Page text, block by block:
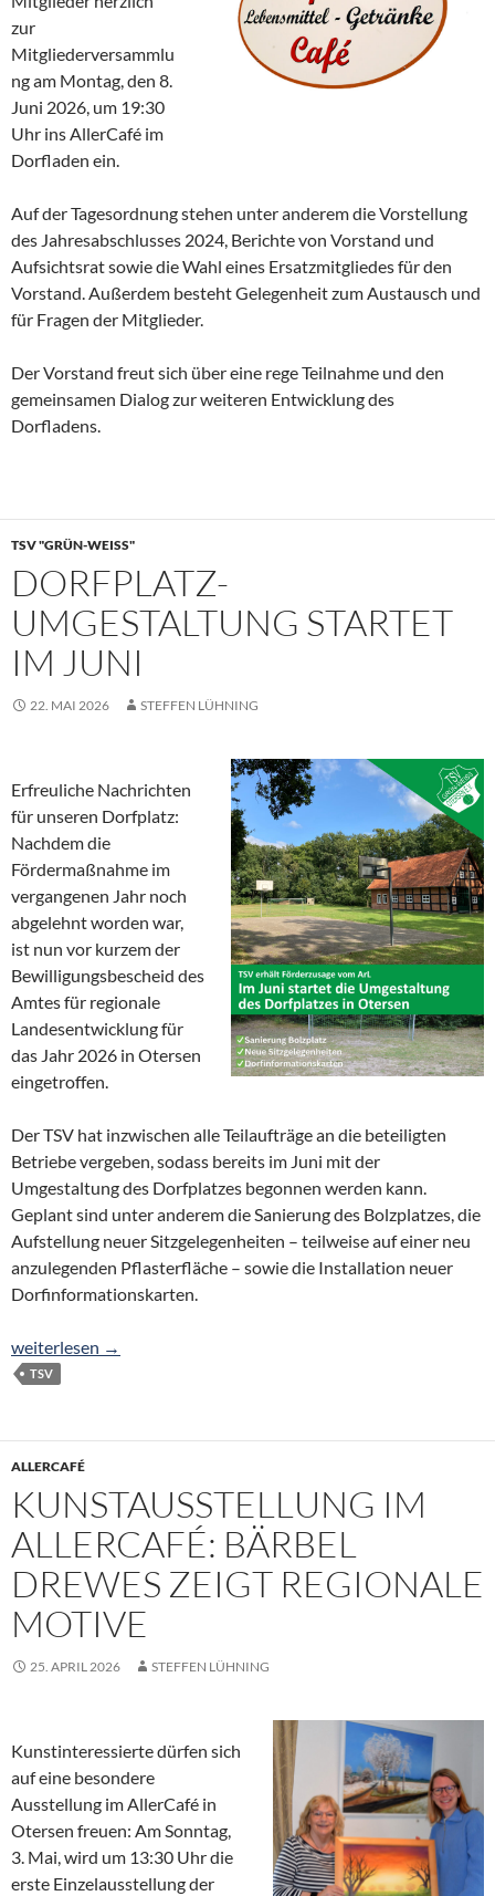
zur
Mitgliederversammlu
ng am Montag, den 8.
Juni 2026, um 19:30
Uhr ins AllerCafé im
Dorfladen ein.
Auf der Tagesordnung stehen unter anderem die Vorstellung
des Jahresabschlusses 2024, Berichte von Vorstand und
Aufsichtsrat sowie die Wahl eines Ersatzmitgliedes für den
Vorstand. Außerdem besteht Gelegenheit zum Austausch und
für Fragen der Mitglieder.
Der Vorstand freut sich über eine rege Teilnahme und den
gemeinsamen Dialog zur weiteren Entwicklung des
Dorfladens.
TSV "GRÜN-WEISS"
DORFPLATZ-
UMGESTALTUNG STARTET
IM JUNI
22. MAI 2026 STEFFEN LÜHNING
Erfreuliche Nachrichten
für unseren Dorfplatz:
Nachdem die
Fördermaßnahme im
vergangenen Jahr noch
abgelehnt worden war,
ist nun vor kurzem der
Bewilligungsbescheid des
Amtes für regionale
Landesentwicklung für
das Jahr 2026 in Otersen
eingetroffen.
Der TSV hat inzwischen alle Teilaufträge an die beteiligten
Betriebe vergeben, sodass bereits im Juni mit der
Umgestaltung des Dorfplatzes begonnen werden kann.
Geplant sind unter anderem die Sanierung des Bolzplatzes, die
Aufstellung neuer Sitzgelegenheiten – teilweise auf einer neu
anzulegenden Pflasterfläche – sowie die Installation neuer
Dorfinformationskarten.
Dorfplatz-Umgestaltung startet im Juni
weiterlesen →
TSV
ALLERCAFÉ
KUNSTAUSSTELLUNG IM
ALLERCAFÉ: BÄRBEL
DREWES ZEIGT REGIONALE
MOTIVE
25. APRIL 2026 STEFFEN LÜHNING
Kunstinteressierte dürfen sich
auf eine besondere
Ausstellung im AllerCafé in
Otersen freuen: Am Sonntag,
3. Mai, wird um 13:30 Uhr die
erste Einzelausstellung der